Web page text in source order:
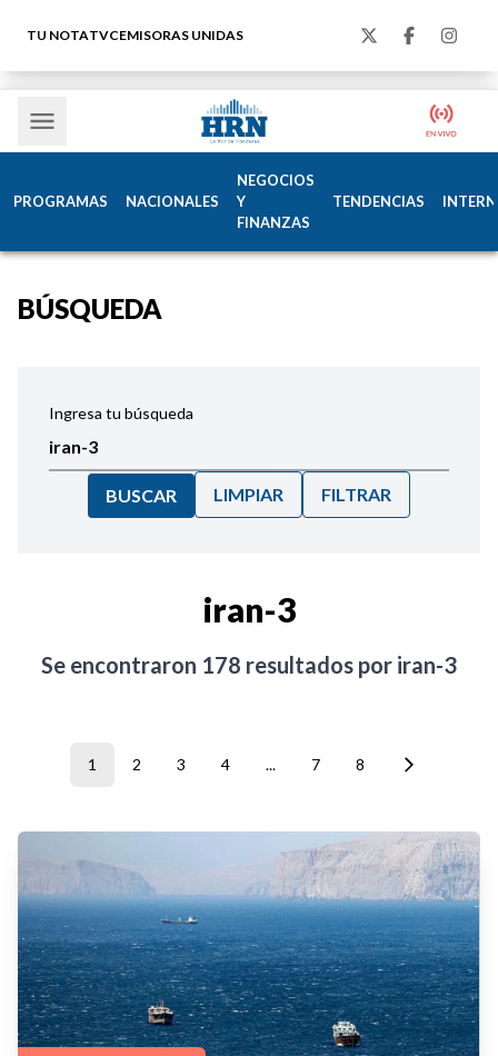
TU NOTATVCEMISORAS UNIDAS
PROGRAMAS NACIONALES
NEGOCIOS
Y
FINANZAS
TENDENCIAS
BÚSQUEDA
Ingresa tu búsqueda
BUSCAR LIMPIAR FILTRAR
iran-3
Se encontraron 178 resultados por iran-3
1 2 3 4 ... 7 8